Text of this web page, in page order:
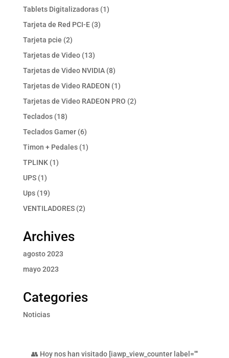
producto
Tablets Digitalizadoras 11
Tarjeta de Red PCI-E 33
Tarjeta pcie 22
productos
Tarjetas de Video 1313
productos
Tarjetas de Video NVIDIA 88
productos
Tarjetas de Video RADEON 11
producto
Tarjetas de Video RADEON PRO 22
Teclados 1818
productos
Teclados Gamer 66
productos
Timon + Pedales 11
TPLINK 11
UPS 11
producto
Ups 1919
productos
VENTILADORES 22
Archives
agosto 2023
mayo 2023
Categories
Noticias
👥 Hoy nos han visitado [iawp_view_counter label=""